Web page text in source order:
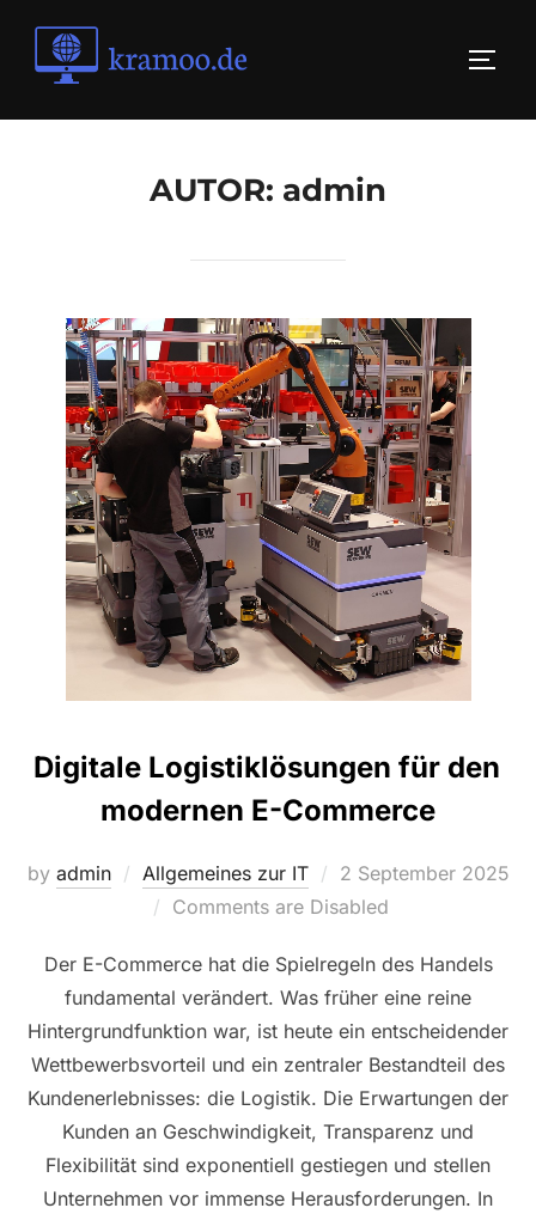
content
AUTOR: admin
Digitale Logistiklösungen für den
modernen E-Commerce
by admin Allgemeines zur IT
Posted
on
2 September 2025
Comments are Disabled
Der E-Commerce hat die Spielregeln des Handels
fundamental verändert. Was früher eine reine
Hintergrundfunktion war, ist heute ein entscheidender
Wettbewerbsvorteil und ein zentraler Bestandteil des
Kundenerlebnisses: die Logistik. Die Erwartungen der
Kunden an Geschwindigkeit, Transparenz und
Flexibilität sind exponentiell gestiegen und stellen
Unternehmen vor immense Herausforderungen. In